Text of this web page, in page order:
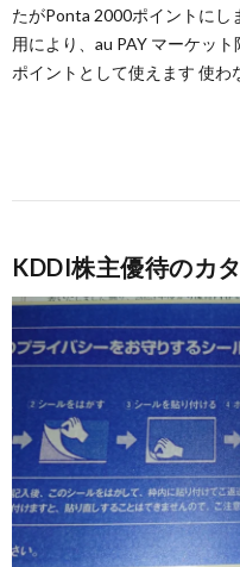
たがPonta 2000ポイントにし
用により、au PAY マーケッ
ポイントとして使えます 使わ
KDDI株主優待のカ